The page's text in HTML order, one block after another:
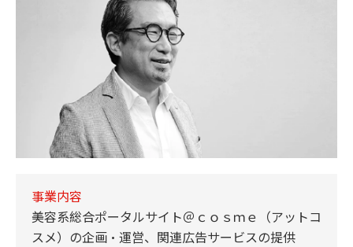
事業内容
美容系総合ポータルサイト＠ｃｏｓｍｅ（アットコ
スメ）の企画・運営、関連広告サービスの提供